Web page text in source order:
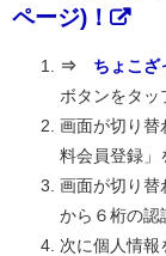
ページ)！
⇒ ちょこざ
ボタンをタッ
画面が切り替
料会員登録」
画面が切り替
から６桁の認
次に個人情報